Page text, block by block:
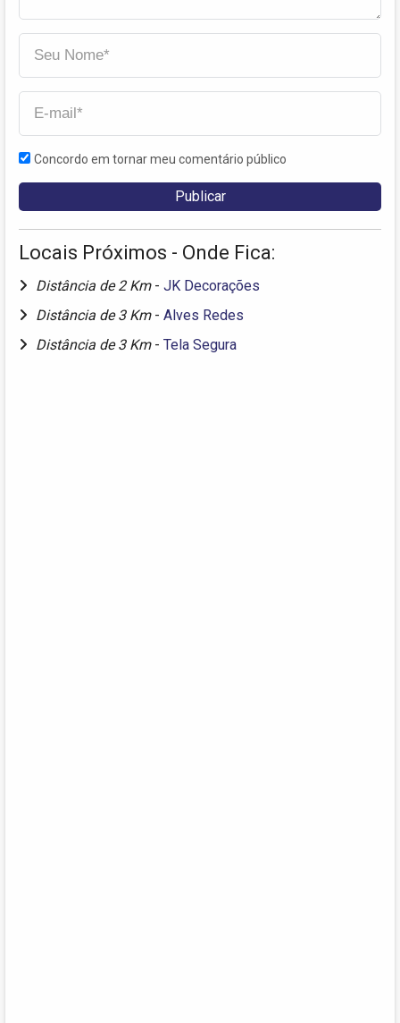
Concordo em tornar meu comentário público
Locais Próximos - Onde Fica:
Distância de 2 Km - JK Decorações
Distância de 3 Km - Alves Redes
Distância de 3 Km - Tela Segura